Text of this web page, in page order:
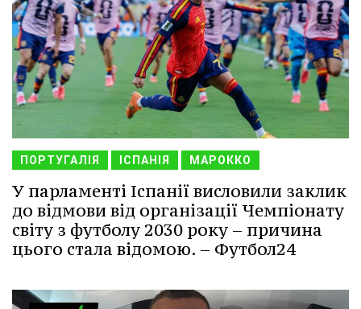
ПОРТУГАЛІЯ ІСПАНІЯ МАРОККО
У парламенті Іспанії висловили заклик
до відмови від організації Чемпіонату
світу з футболу 2030 року – причина
цього стала відомою. – Футбол24